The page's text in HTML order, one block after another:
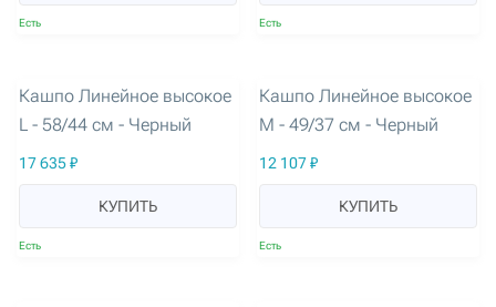
Есть Есть
Кашпо Линейное высокое
L - 58/44 см - Черный
17 635 ₽
КУПИТЬ
Есть
Кашпо Линейное высокое
M - 49/37 см - Черный
12 107 ₽
КУПИТЬ
Есть